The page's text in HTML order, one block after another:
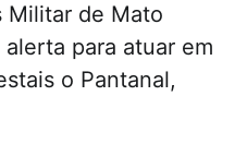
Militar de Mato
para atuar em
o Pantanal,